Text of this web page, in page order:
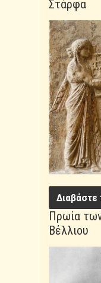
Στάρφα
Πρωία
Βέλλιου